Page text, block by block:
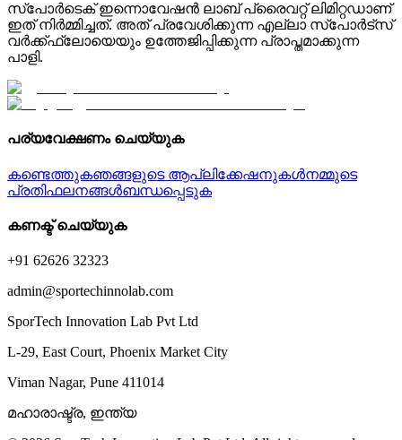
സ്പോർടെക് ഇന്നൊവേഷൻ ലാബ് പ്രൈവറ്റ് ലിമിറ്റഡാണ്
ഇത് നിർമ്മിച്ചത്. അത് പ്രവേശിക്കുന്ന എല്ലാ സ്പോർട്സ്
വർക്ക്ഫ്ലോയെയും ഉത്തേജിപ്പിക്കുന്ന പ്രാപ്തമാക്കുന്ന
പാളി.
പര്യവേക്ഷണം ചെയ്യുക
കണ്ടെത്തുകഞങ്ങളുടെ ആപ്ലിക്കേഷനുകൾനമ്മുടെ
പ്രതിഫലനങ്ങൾബന്ധപ്പെടുക
കണക്ട് ചെയ്യുക
+91 62626 32323
admin@sportechinnolab.com
SporTech Innovation Lab Pvt Ltd
L-29, East Court, Phoenix Market City
Viman Nagar, Pune 411014
മഹാരാഷ്ട്ര, ഇന്ത്യ